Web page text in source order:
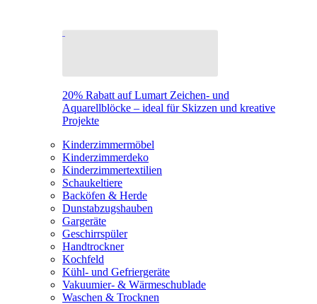
20% Rabatt auf Lumart Zeichen- und
Aquarellblöcke – ideal für Skizzen und kreative
Projekte
Kinderzimmermöbel
Kinderzimmerdeko
Kinderzimmertextilien
Schaukeltiere
Backöfen & Herde
Dunstabzugshauben
Gargeräte
Geschirrspüler
Handtrockner
Kochfeld
Kühl- und Gefriergeräte
Vakuumier- & Wärmeschublade
Waschen & Trocknen